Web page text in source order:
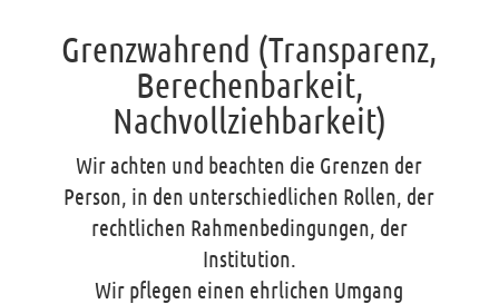
Grenzwahrend (Transparenz,
Berechenbarkeit,
Nachvollziehbarkeit)
Wir achten und beachten die Grenzen der
Person, in den unterschiedlichen Rollen, der
rechtlichen Rahmenbedingungen, der
Institution.
Wir pflegen einen ehrlichen Umgang